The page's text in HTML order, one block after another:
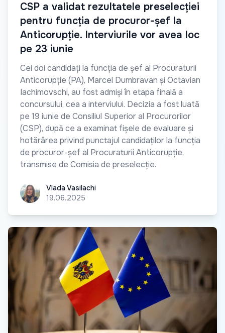
CSP a validat rezultatele preselecției
pentru funcția de procuror-șef la
Anticorupție. Interviurile vor avea loc
pe 23 iunie
Cei doi candidați la funcția de șef al Procuraturii
Anticorupție (PA), Marcel Dumbravan și Octavian
Iachimovschi, au fost admiși în etapa finală a
concursului, cea a interviului. Decizia a fost luată
pe 19 iunie de Consiliul Superior al Procurorilor
(CSP), după ce a examinat fișele de evaluare și
hotărârea privind punctajul candidaților la funcția
de procuror-șef al Procuraturii Anticorupție,
transmise de Comisia de preselecție.
Vlada Vasilachi
Vlada Vasilachi
19.06.2025